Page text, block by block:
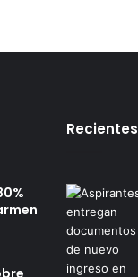
Recientes